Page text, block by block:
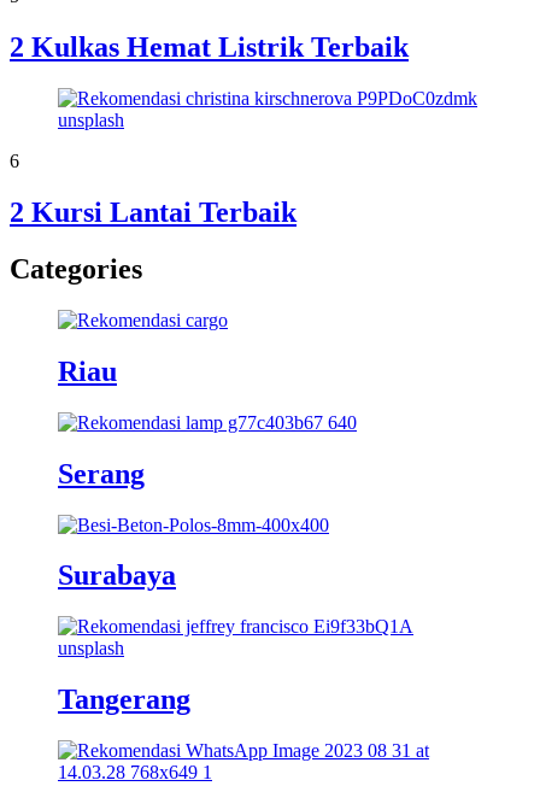
2 Kulkas Hemat Listrik Terbaik
6
2 Kursi Lantai Terbaik
Categories
Riau
Serang
Surabaya
Tangerang